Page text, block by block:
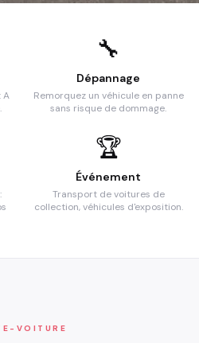
A
🔧
Dépannage
Remorquez un véhicule en panne
sans risque de dommage.
🏆
Événement
Transport de voitures de
collection, véhicules d'exposition.
VOITURE